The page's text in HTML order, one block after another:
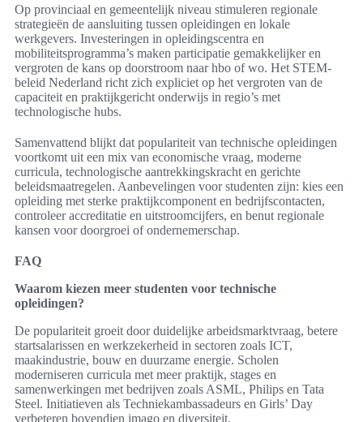
Op provinciaal en gemeentelijk niveau stimuleren regionale
strategieën de aansluiting tussen opleidingen en lokale
werkgevers. Investeringen in opleidingscentra en
mobiliteitsprogramma’s maken participatie gemakkelijker en
vergroten de kans op doorstroom naar hbo of wo. Het STEM-
beleid Nederland richt zich expliciet op het vergroten van de
capaciteit en praktijkgericht onderwijs in regio’s met
technologische hubs.
Samenvattend blijkt dat populariteit van technische opleidingen
voortkomt uit een mix van economische vraag, moderne
curricula, technologische aantrekkingskracht en gerichte
beleidsmaatregelen. Aanbevelingen voor studenten zijn: kies een
opleiding met sterke praktijkcomponent en bedrijfscontacten,
controleer accreditatie en uitstroomcijfers, en benut regionale
kansen voor doorgroei of ondernemerschap.
FAQ
Waarom kiezen meer studenten voor technische
opleidingen?
De populariteit groeit door duidelijke arbeidsmarktvraag, betere
startsalarissen en werkzekerheid in sectoren zoals ICT,
maakindustrie, bouw en duurzame energie. Scholen
moderniseren curricula met meer praktijk, stages en
samenwerkingen met bedrijven zoals ASML, Philips en Tata
Steel. Initiatieven als Techniekambassadeurs en Girls’ Day
verbeteren bovendien imago en diversiteit.